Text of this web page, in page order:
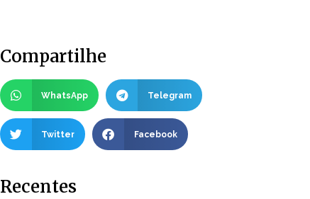
Compartilhe
WhatsApp Telegram
Twitter Facebook
Recentes